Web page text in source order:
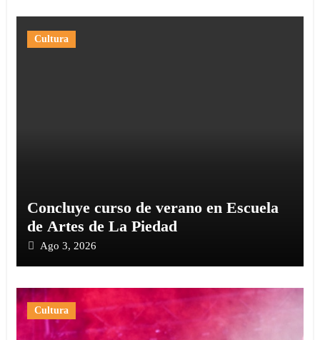
Cultura
Concluye curso de verano en Escuela
de Artes de La Piedad
Ago 3, 2026
Cultura